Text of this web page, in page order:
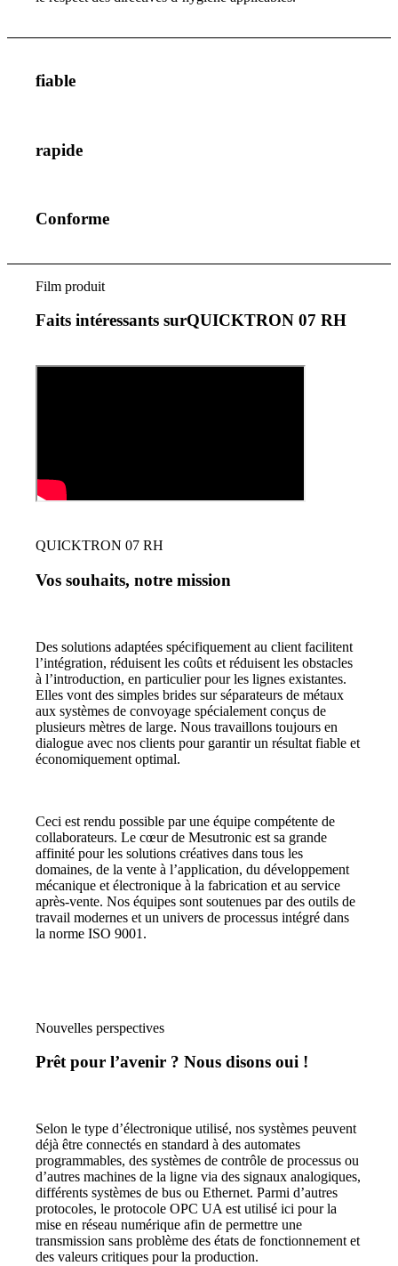
fiable
rapide
Conforme
Film produit
Faits intéressants surQUICKTRON 07 RH
QUICKTRON 07 RH
Vos souhaits, notre mission
Des solutions adaptées spécifiquement au client facilitent
l’intégration, réduisent les coûts et réduisent les obstacles
à l’introduction, en particulier pour les lignes existantes.
Elles vont des simples brides sur séparateurs de métaux
aux systèmes de convoyage spécialement conçus de
plusieurs mètres de large. Nous travaillons toujours en
dialogue avec nos clients pour garantir un résultat fiable et
économiquement optimal.
Ceci est rendu possible par une équipe compétente de
collaborateurs. Le cœur de Mesutronic est sa grande
affinité pour les solutions créatives dans tous les
domaines, de la vente à l’application, du développement
mécanique et électronique à la fabrication et au service
après-vente. Nos équipes sont soutenues par des outils de
travail modernes et un univers de processus intégré dans
la norme ISO 9001.
Nouvelles perspectives
Prêt pour l’avenir ? Nous disons oui !
Selon le type d’électronique utilisé, nos systèmes peuvent
déjà être connectés en standard à des automates
programmables, des systèmes de contrôle de processus ou
d’autres machines de la ligne via des signaux analogiques,
différents systèmes de bus ou Ethernet. Parmi d’autres
protocoles, le protocole OPC UA est utilisé ici pour la
mise en réseau numérique afin de permettre une
transmission sans problème des états de fonctionnement et
des valeurs critiques pour la production.